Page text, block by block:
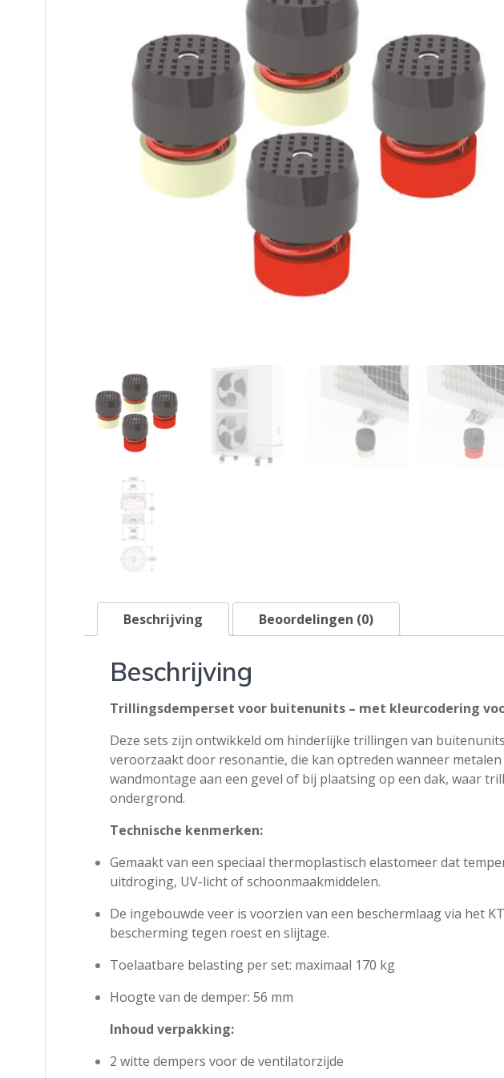
Beschrijving Beoordelingen (0)
Beschrijving
Trillingsdemperset voor buitenunits – met kleurcodering
Deze sets zijn ontwikkeld om hinderlijke trillingen van
veroorzaakt door resonantie, die kan optreden wanneer
wandmontage aan een gevel of bij plaatsing op een dak, waar
ondergrond.
Technische kenmerken:
Gemaakt van een speciaal thermoplastisch elastomeer dat
uitdroging, UV-licht of schoonmaakmiddelen.
De ingebouwde veer is voorzien van een beschermlaag via het
bescherming tegen roest en slijtage.
Toelaatbare belasting per set: maximaal 170 kg
Hoogte van de demper: 56 mm
Inhoud verpakking:
2 witte dempers voor de ventilatorzijde